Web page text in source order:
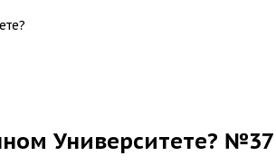
Университете? №37